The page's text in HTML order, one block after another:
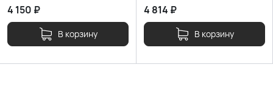
4 150 ₽
В корзину
4 814 ₽
В корзину